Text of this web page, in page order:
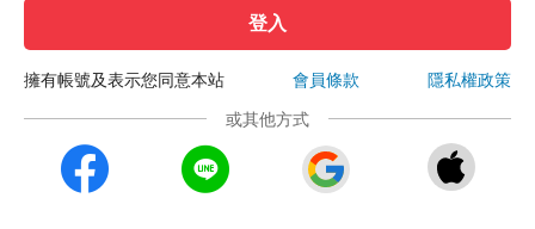
登入
擁有帳號及表示您同意本站 會員條款 隱私權政策
或其他方式
   